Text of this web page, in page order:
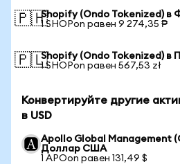
🇵🇭Shopify (Ondo Tokenized) в
1 SHOPon равен 9 274,35 ₱
🇵🇱Shopify (Ondo Tokenized) в
1 SHOPon равен 567,53 zł
Конвертируйте другие
в USD
Apollo Global Management
Доллар США
1 APOon равен 131,49 $